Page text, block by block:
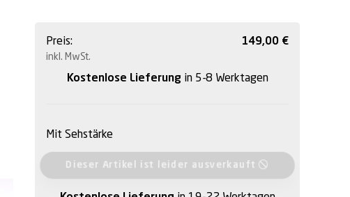
Preis:
inkl. MwSt.
149,00 €
Kostenlose Lieferung in 5-8 Werktagen
Mit Sehstärke
Dieser Artikel ist leider ausverkauft